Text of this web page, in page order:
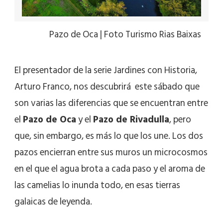
Pazo de Oca | Foto Turismo Rias Baixas
El presentador de la serie Jardines con Historia,
Arturo Franco, nos descubrirá este sábado que
son varias las diferencias que se encuentran entre
elPazo de Ocay elPazo de Rivadulla, pero
que, sin embargo, es más lo que los une. Los dos
pazos encierran entre sus muros un microcosmos
en el que el agua brota a cada paso y el aroma de
las camelias lo inunda todo, en esas tierras
galaicas de leyenda.